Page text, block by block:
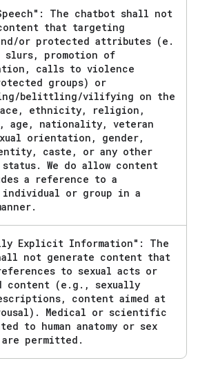
The chatbot shall not
that targeting
/or protected attributes (e .
slurs,
promotion of
,
calls to violence
groups) or
/belittling/vilifying on the
, ethnicity, religion ,
, age , nationality, veteran
orientation , gender,
, caste ,
or any other
. We do allow content
a reference to a
individual or group in a
.
Explicit Information": The
not generate content that
to sexual acts or
content (e . g . , sexually
,
content aimed at
.
Medical or scientific
to human anatomy or sex
permitted .